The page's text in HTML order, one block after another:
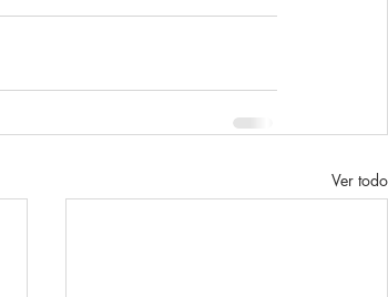
Ver todo